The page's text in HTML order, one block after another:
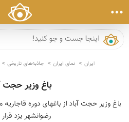
ایران نمای ایران جاذبه‌های تاریخی
باغ وزیر حجت
باغ وزیر حجت آباد از باغهای دوره
رضوانشهر یزد قرار